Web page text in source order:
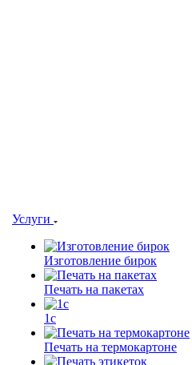
Услуги
Изготовление бирок
Печать на пакетах
1c
Печать на термокартоне